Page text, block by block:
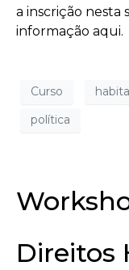
a inscrição nesta
informação aqui.
Curso
política
Direitos